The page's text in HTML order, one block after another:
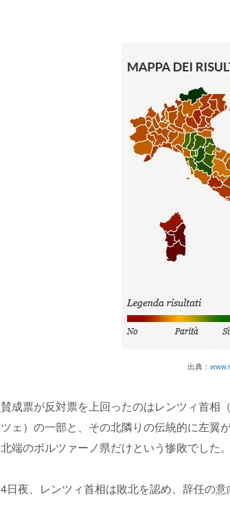
出典：
賛成票が反対票を上回ったのはレンツィ首相
ツェ）の一部と、その北隣りの伝統的に左翼
北端のボルツァーノ県だけという惨敗でした。
4日夜、レンツィ首相は敗北を認め、辞任の意